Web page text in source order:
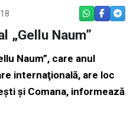
WHATSAPP
„Gellu Naum”
Naum”, care anul
internaţională, are loc
şi Comana, informează